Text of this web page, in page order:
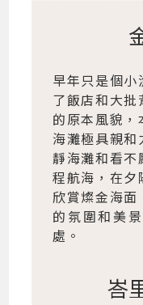
早年只是個
了飯店和大
的原本風貌
海灘極具親
靜海灘和看
程航海，在夕
欣賞燦金海
的氛圍和美
處。
峇